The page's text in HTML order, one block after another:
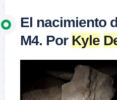
El nacimiento
M4. Por Kyle